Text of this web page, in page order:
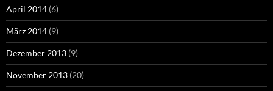
April 2014 (6)
März 2014 (9)
Dezember 2013 (9)
November 2013 (20)